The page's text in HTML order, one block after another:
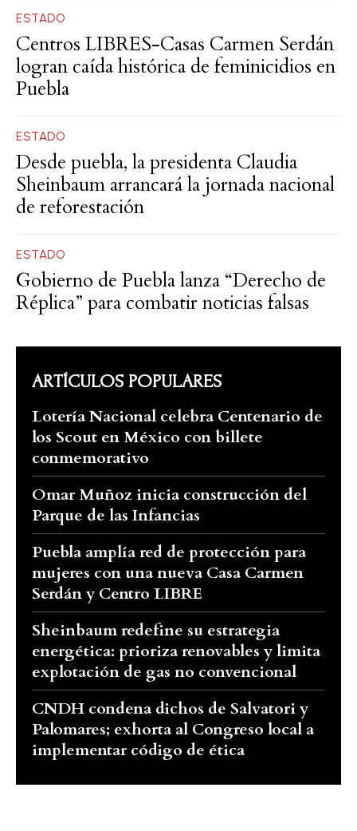
ESTADO
Centros LIBRES-Casas Carmen Serdán
logran caída histórica de feminicidios en
Puebla
ESTADO
Desde puebla, la presidenta Claudia
Sheinbaum arrancará la jornada nacional
de reforestación
ESTADO
Gobierno de Puebla lanza “Derecho de
Réplica” para combatir noticias falsas
ARTÍCULOS POPULARES
Lotería Nacional celebra Centenario de
los Scout en México con billete
conmemorativo
Omar Muñoz inicia construcción del
Parque de las Infancias
Puebla amplía red de protección para
mujeres con una nueva Casa Carmen
Serdán y Centro LIBRE
Sheinbaum redefine su estrategia
energética: prioriza renovables y limita
explotación de gas no convencional
CNDH condena dichos de Salvatori y
Palomares; exhorta al Congreso local a
implementar código de ética